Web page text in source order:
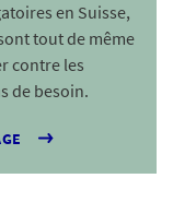
en Suisse,
tout de même
contre les
de besoin.